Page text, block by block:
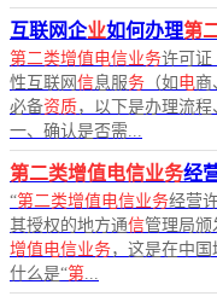
互联网企业如何办理第
第二类增值电信业务许可证
性互联网 信息服务 （如 电商
必备资质，以下是办理流
一、确认是否需...
第二类增值电信业务经
“第二类增值电信业务经营
其授权的地方通信管理局颁
增值电信业务，这是在中
什么是“第...